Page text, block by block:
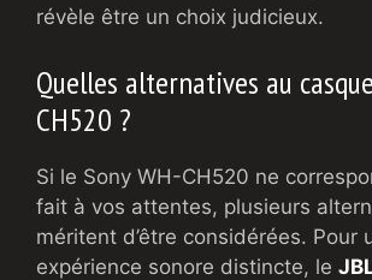
révèle être un choix judicieux.
Quelles alternatives au
CH520 ?
Si le Sony WH-CH520 ne
fait à vos attentes, plusieurs
méritent d’être considérées. Pour
expérience sonore distincte, le